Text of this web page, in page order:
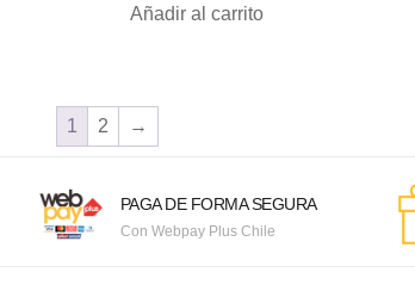
Añadir al carrito
1 2 →
PAGA DE FORMA SEGURA
Con Webpay Plus Chile